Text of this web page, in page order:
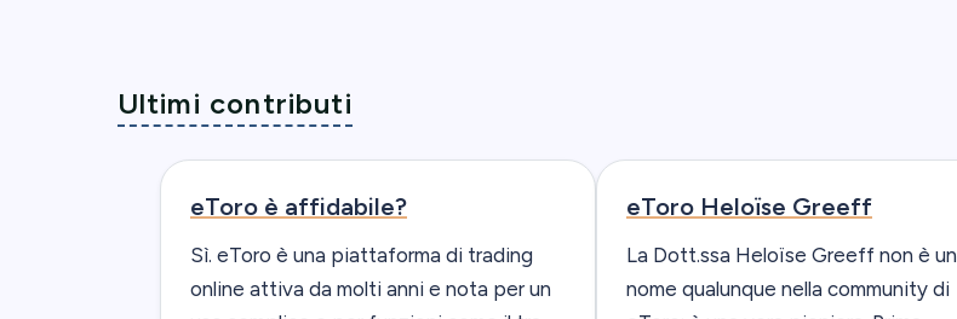
Ultimi contributi
eToro è affidabile?
Sì. eToro è una piattaforma di trading
online attiva da molti anni e nota per un
eToro Heloïse Greeff
La Dott.ssa Heloïse Greeff non è un
nome qualunque nella community di